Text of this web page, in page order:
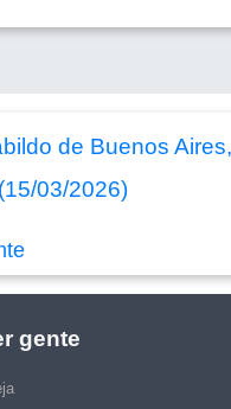
de Buenos
03/2026)
gente